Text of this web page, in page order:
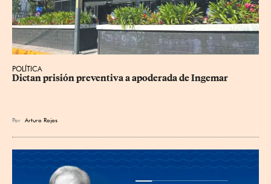
POLÍTICA
Dictan prisión preventiva a apoderada de Ingemar
Por Arturo Rojas